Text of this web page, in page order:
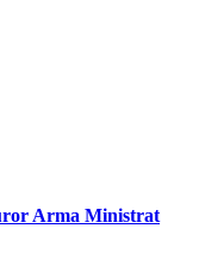
Arma Ministrat